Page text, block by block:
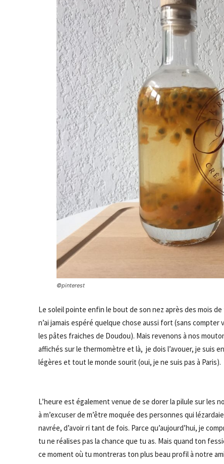
©pinterest
Le soleil pointe enfin le bout de son nez après des mois
n’ai jamais espéré quelque chose aussi fort (sans compter
les pâtes fraiches de Doudou). Mais revenons à nos
affichés sur le thermomètre et là, je dois l’avouer, je suis
légères et tout le monde sourit (oui, je ne suis pas à Paris).
L’heure est également venue de se dorer la pilule sur les
à m’excuser de m’être moquée des personnes qui
navrée, d’avoir ri tant de fois. Parce qu’aujourd’hui, je
tu ne réalises pas la chance que tu as. Mais quand ton
ce moment où tu montreras ton plus beau profil à notre